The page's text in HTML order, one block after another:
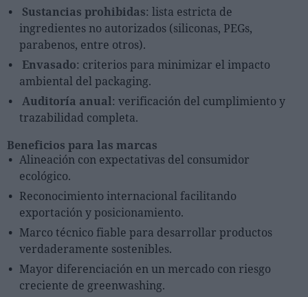
Sustancias prohibidas: lista estricta de
ingredientes no autorizados (siliconas, PEGs,
parabenos, entre otros).
Envasado: criterios para minimizar el impacto
ambiental del packaging.
Auditoría anual: verificación del cumplimiento y
trazabilidad completa.
Beneficios para las marcas
Alineación con expectativas del consumidor
ecológico.
Reconocimiento internacional facilitando
exportación y posicionamiento.
Marco técnico fiable para desarrollar productos
verdaderamente sostenibles.
Mayor diferenciación en un mercado con riesgo
creciente de greenwashing.